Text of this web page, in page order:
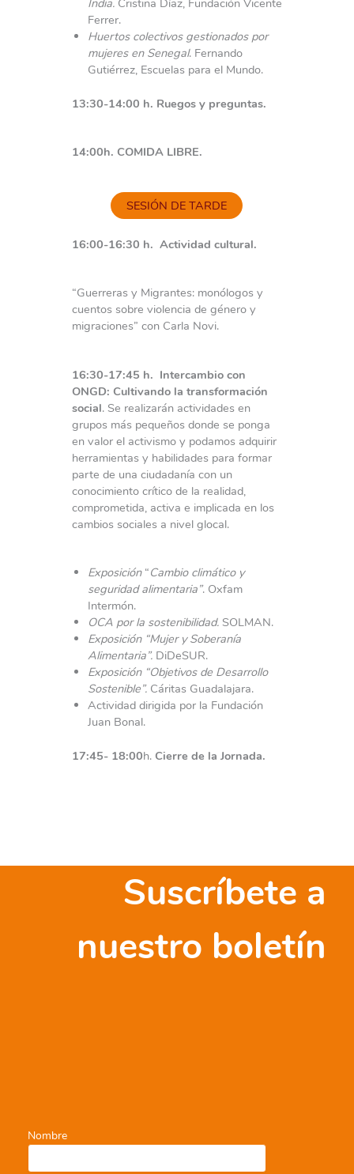
India.Cristina Díaz, Fundación Vicente
Ferrer.
Huertos colectivos gestionados por
mujeres en Senegal. Fernando
Gutiérrez, Escuelas para el Mundo.
13:30-14:00 h. Ruegos y preguntas.
14:00h. COMIDA LIBRE.
SESIÓN DE TARDE
16:00-16:30 h. Actividad cultural.
“Guerreras y Migrantes: monólogos y
cuentos sobre violencia de género y
migraciones” con Carla Novi.
16:30-17:45 h. Intercambio con
ONGD: Cultivando la transformación
social. Se realizarán actividades en
grupos más pequeños donde se ponga
en valor el activismo y podamos adquirir
herramientas y habilidades para formar
parte de una ciudadanía con un
conocimiento crítico de la realidad,
comprometida, activa e implicada en los
cambios sociales a nivel glocal.
Exposición“Cambio climático y
seguridad alimentaria”. Oxfam
Intermón.
OCA por la sostenibilidad. SOLMAN.
Exposición “Mujer y Soberanía
Alimentaria”. DiDeSUR.
Exposición “Objetivos de Desarrollo
Sostenible”. Cáritas Guadalajara.
Actividad dirigida por la Fundación
Juan Bonal.
17:45- 18:00h. Cierre de la Jornada.
Suscríbete a
nuestro boletín
Nombre